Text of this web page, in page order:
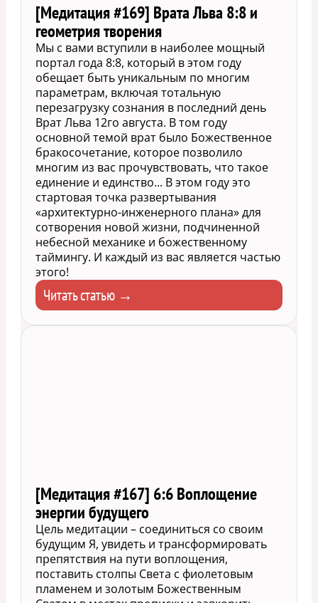
[Медитация #169] Врата Льва 8:8 и
геометрия творения
Мы с вами вступили в наиболее мощный
портал года 8:8, который в этом году
обещает быть уникальным по многим
параметрам, включая тотальную
перезагрузку сознания в последний день
Врат Льва 12го августа. В том году
основной темой врат было Божественное
бракосочетание, которое позволило
многим из вас прочувствовать, что такое
единение и единство... В этом году это
стартовая точка развертывания
«архитектурно-инженерного плана» для
сотворения новой жизни, подчиненной
небесной механике и божественному
таймингу. И каждый из вас является частью
этого!
Читать статью →
[Медитация #167] 6:6 Воплощение
энергии будущего
Цель медитации – соединиться со своим
будущим Я, увидеть и трансформировать
препятствия на пути воплощения,
поставить столпы Света с фиолетовым
пламенем и золотым Божественным